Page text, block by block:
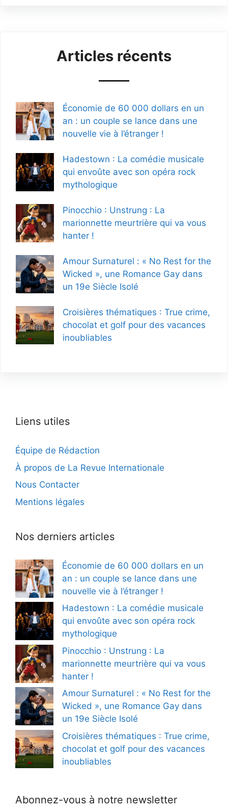
Articles récents
Économie de 60 000 dollars en un
an : un couple se lance dans une
nouvelle vie à l’étranger !
Hadestown : La comédie musicale
qui envoûte avec son opéra rock
mythologique
Pinocchio : Unstrung : La
marionnette meurtrière qui va vous
hanter !
Amour Surnaturel : « No Rest for the
Wicked », une Romance Gay dans
un 19e Siècle Isolé
Croisières thématiques : True crime,
chocolat et golf pour des vacances
inoubliables
Liens utiles
Équipe de Rédaction
À propos de La Revue Internationale
Nous Contacter
Mentions légales
Nos derniers articles
Économie de 60 000 dollars en un
an : un couple se lance dans une
nouvelle vie à l’étranger !
Hadestown : La comédie musicale
qui envoûte avec son opéra rock
mythologique
Pinocchio : Unstrung : La
marionnette meurtrière qui va vous
hanter !
Amour Surnaturel : « No Rest for the
Wicked », une Romance Gay dans
un 19e Siècle Isolé
Croisières thématiques : True crime,
chocolat et golf pour des vacances
inoubliables
Abonnez-vous à notre newsletter